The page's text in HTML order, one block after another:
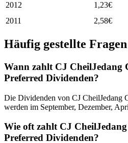
2012 1,23€
2011
2,58€
Häufig gestellte Fragen
Wann zahlt CJ CheilJedang
Preferred Dividenden?
Die Dividenden von CJ CheilJedang
werden im September, Dezember,
Wie oft zahlt CJ
Preferred Dividenden?